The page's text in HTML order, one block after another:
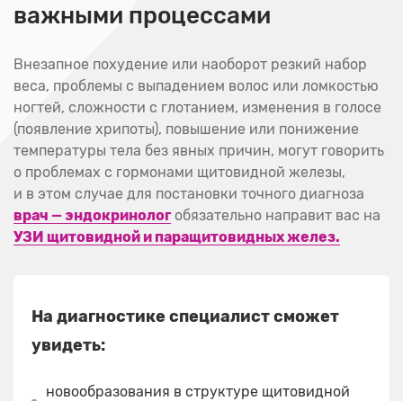
важными процессами
Внезапное похудение или наоборот резкий набор
веса, проблемы с выпадением волос или ломкостью
ногтей, сложности с глотанием, изменения в голосе
(появление хрипоты), повышение или понижение
температуры тела без явных причин, могут говорить
о проблемах с гормонами щитовидной железы,
и в этом случае для постановки точного диагноза
врач — эндокринологобязательно направит вас на
УЗИ щитовидной и паращитовидных желез.
На диагностике специалист сможет
увидеть:
новообразования в структуре щитовидной